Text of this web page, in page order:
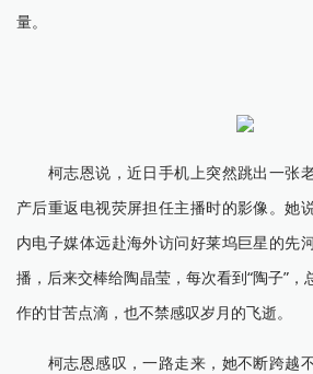
量。
柯志恩说，近日手机上突然跳出一张
产后重返电视荧屏担任主播时的影像。她
内电子媒体远赴海外访问好莱坞巨星的先
播，后来交棒给陶晶莹，每次看到“陶子”
作的甘苦点滴，也不禁感叹岁月的飞逝。
柯志恩感叹，一路走来，她不断跨越